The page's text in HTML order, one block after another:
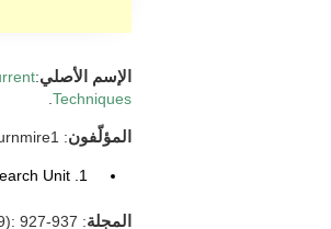
الإسم الأصلي:
Techniques
المؤلّفون:
1. Naval Medical Research Unit.
المجلة: Aviation, Space, and Environmental Medicine (2013), vol. 84 (9): 927-937.